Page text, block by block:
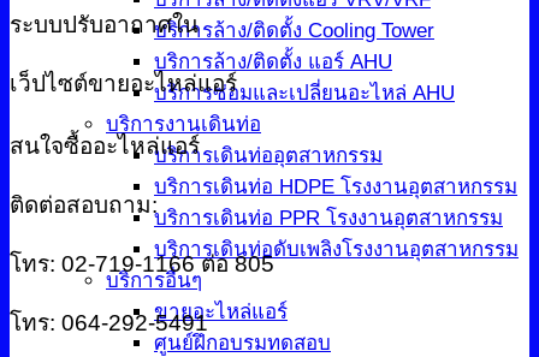
บริการล้าง/ติดตั้ง Cooling Tower
บริการล้าง/ติดตั้ง แอร์ AHU
บริการซ่อมและเปลี่ยนอะไหล่ AHU
บริการงานเดินท่อ
บริการเดินท่ออุตสาหกรรม
บริการเดินท่อ HDPE โรงงานอุตสาหกรรม
บริการเดินท่อ PPR โรงงานอุตสาหกรรม
บริการเดินท่อดับเพลิงโรงงานอุตสาหกรรม
บริการอื่นๆ
ขายอะไหล่แอร์
ศูนย์ฝึกอบรมทดสอบ
ระบบปรับอากาศใน
เว็ปไซต์ขายอะไหล่แอร์
สนใจซื้ออะไหล่แอร์
ติดต่อสอบถาม:
โทร: 02-719-1166 ต่อ 805
โทร: 064-292-5491